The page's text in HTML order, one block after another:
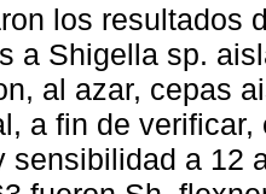
los resultados
a Shigella sp.
al azar, cepas
a fin de
sensibilidad a 12